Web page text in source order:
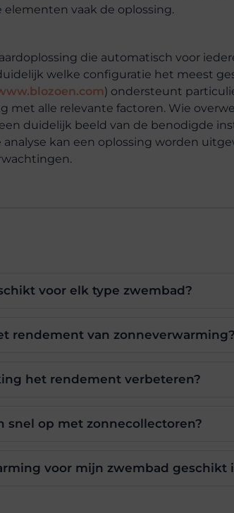
elementen vaak de oplossing.
die automatisch voor
welke configuratie het meest
) ondersteunt
alle relevante factoren. Wie
duidelijk beeld van de benodigde
kan een oplossing worden
voor elk type zwembad?
rendement van zonneverwarming?
het rendement verbeteren?
snel op met zonnecollectoren?
voor mijn zwembad geschikt